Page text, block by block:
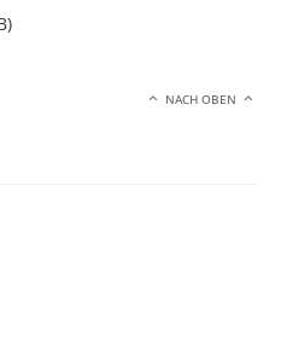
NACH OBEN